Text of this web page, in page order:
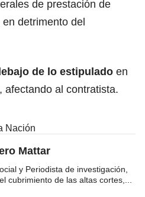
de prestación de
detrimento del
de lo estipulado en
afectando al contratista.
Nación
Mattar
y Periodista de investigación,
cubrimiento de las altas cortes,